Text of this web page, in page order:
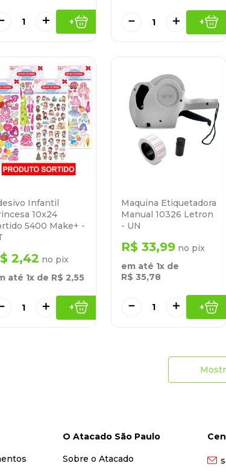
＋ + ＋
－ +
Infantil
10x24
5400 Make+ -
2,42 no pix
até 1x de R$ 2,55
＋ +
Maquina Etiquetadora
Manual 10326 Letron
- UN
R$ 33,99 no pix
em até 1x de
R$ 35,78
＋
－ +
O Atacado São Paulo
Sobre o Atacado